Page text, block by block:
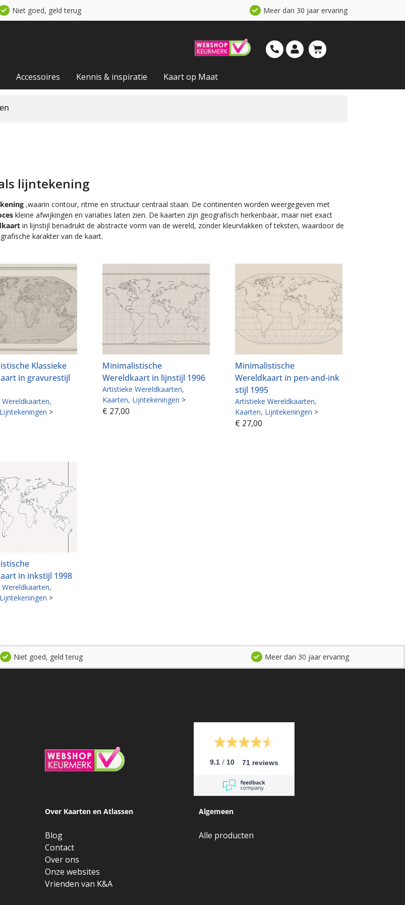
Niet goed, geld terug Meer dan 30 jaar ervaring
Accessoires Kennis & inspiratie Kaart op Maat
lijntekening
,waarin contour, ritme en structuur centraal staan. De continenten worden weergegeven met
kleine afwijkingen en variaties laten zien. De kaarten zijn geografisch herkenbaar, maar niet exact
in lijnstijl benadrukt de abstracte vorm van de wereld, zonder kleurvlakken of teksten, waardoor de
karakter van de kaart.
Klassieke
in gravurestijl
Lijntekeningen >
Minimalistische
Wereldkaart in lijnstijl 1996
Artistieke Wereldkaarten
Kaarten Lijntekeningen >
€ 27,00
Minimalistische
Wereldkaart in pen-and-ink
stijl 1995
Artistieke Wereldkaarten
Kaarten Lijntekeningen >
€ 27,00
in inkstijl 1998
Lijntekeningen >
Niet goed, geld terug Meer dan 30 jaar ervaring
9.1 / 10 71 reviews
Over Kaarten en Atlassen
Blog
Contact
Over ons
Onze websites
Vrienden van K&A
Algemeen
Alle producten